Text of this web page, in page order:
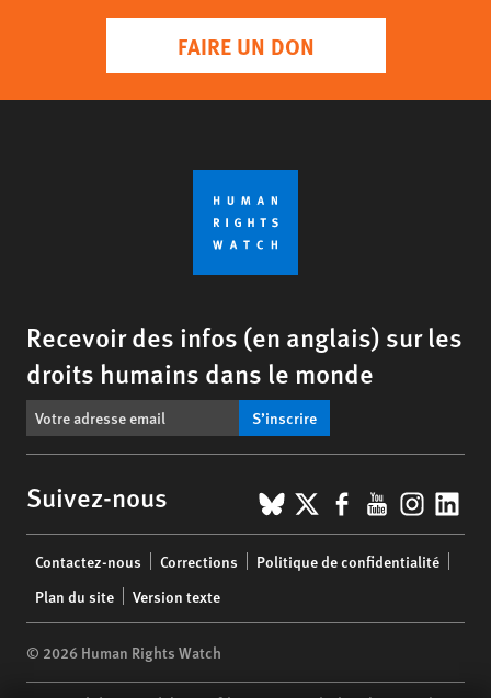
FAIRE UN DON
Recevoir des infos (en anglais) sur les
droits humains dans le monde
S’inscrire
Suivez-nous BlueSky
X Facebook
YouTube
menu
Contactez-nous Corrections
Politique de confidentialité
Plan du site
Version texte
© 2026 Human Rights Watch